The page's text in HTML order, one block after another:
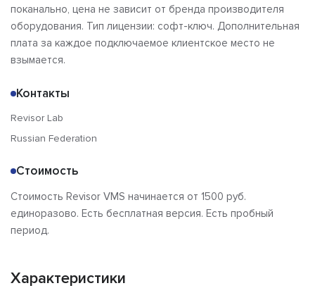
поканально, цена не зависит от бренда производителя
оборудования. Тип лицензии: софт-ключ. Дополнительная
плата за каждое подключаемое клиентское место не
взымается.
Контакты
Revisor Lab
Russian Federation
Стоимость
Стоимость Revisor VMS начинается от 1500 руб.
единоразово. Есть бесплатная версия. Есть пробный
период.
Характеристики